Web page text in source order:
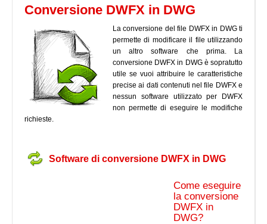
CONVERSIONI DI FILE
SOFTWARE
Conversione DWFX in DWG
La conversione del file DWFX in DWG ti
permette di modificare il file utilizzando
un altro software che prima. La
conversione DWFX in DWG è sopratutto
utile se vuoi attribuire le caratteristiche
precise ai dati contenuti nel file DWFX e
nessun software utilizzato per DWFX
non permette di eseguire le modifiche
richieste.
Software di conversione DWFX in DWG
Come eseguire
la conversione
DWFX in
DWG?